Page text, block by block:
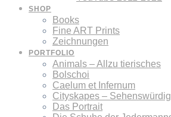
SHOP
Books
Fine ART Prints
Zeichnungen
PORTFOLIO
Animals – Allzu tierisches
Bolschoi
Caelum et Infernum
Cityskapes –
Das Portrait